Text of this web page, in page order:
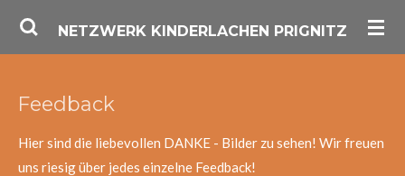
Zum
NETZWERK KINDERLACHEN PRIGNITZ
Feedback
Hier sind die liebevollen DANKE - Bilder zu sehen! Wir freuen
uns riesig über jedes einzelne Feedback!